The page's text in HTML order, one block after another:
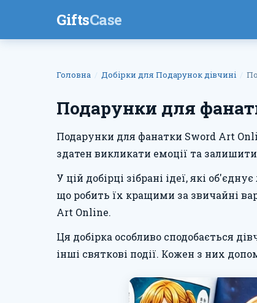
GiftsCase
Головна Добірки для Подарунок дiвчинi
Подарунки для
Подарунки для фанатки Sword Art
здатен викликати емоції та
У цій добірці зібрані ідеї, які
що робить їх кращими за звичайні
Art Online.
Ця добірка особливо сподобається
інші святкові події. Кожен з них